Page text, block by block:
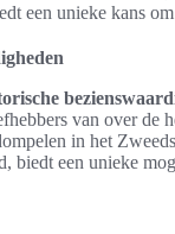
een unieke kans
van over de
in het
biedt een unieke